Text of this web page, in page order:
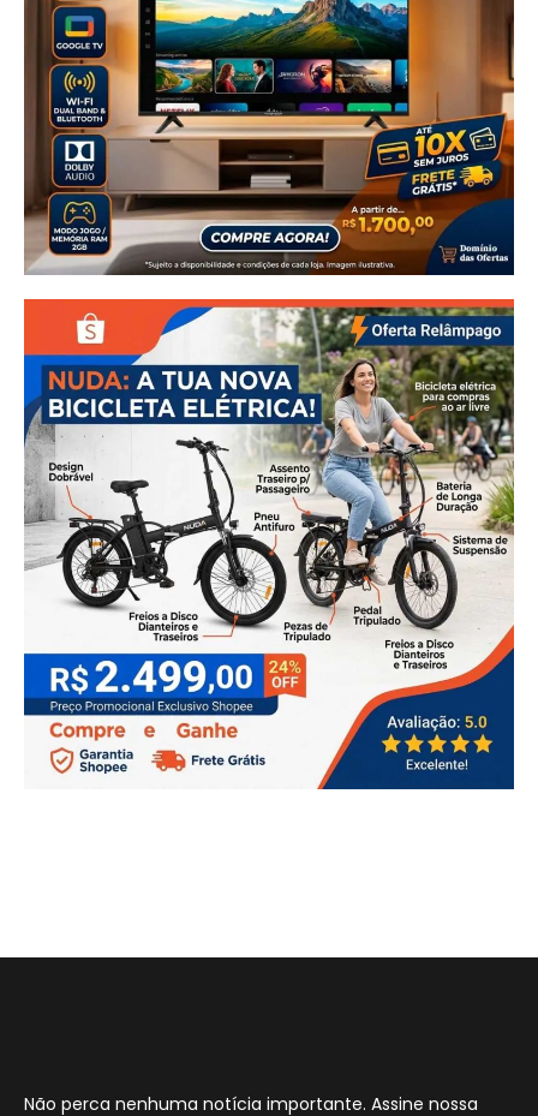
Não perca nenhuma notícia importante. Assine nossa